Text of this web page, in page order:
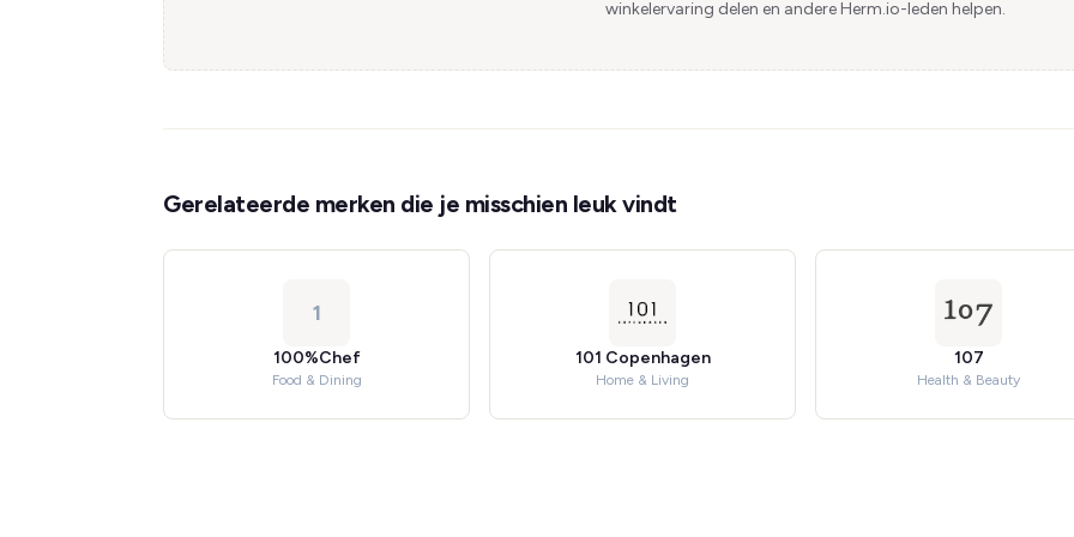
winkelervaring delen en andere Herm.io-leden helpen.
Gerelateerde merken die je misschien leuk vindt
1
100%Chef
Food & Dining
101 Copenhagen
Home & Living
107
Health & Beauty